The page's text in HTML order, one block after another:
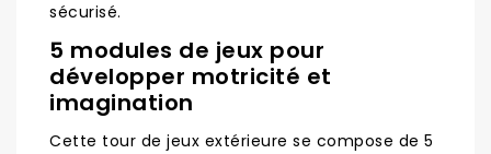
sécurisé.​
5 modules de jeux pour
développer motricité et
imagination
Cette tour de jeux extérieure se compose de 5